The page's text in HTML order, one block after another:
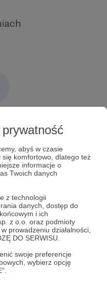
abyś w czasie
się komfortowo, dlatego też
informacje o
Twoich danych
z technologii
danych, dostęp do
i ich
z o.o. oraz podmioty
prowadzeniu działalności,
DO SERWISU.
swoje preferencje
wybierz opcję
być zalogowany